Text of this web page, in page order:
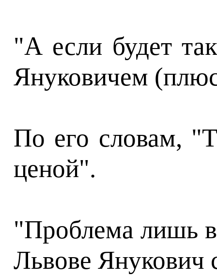
"А если будет
Януковичем
По его словам,
ценой".
"Проблема лишь
Львове Янукович